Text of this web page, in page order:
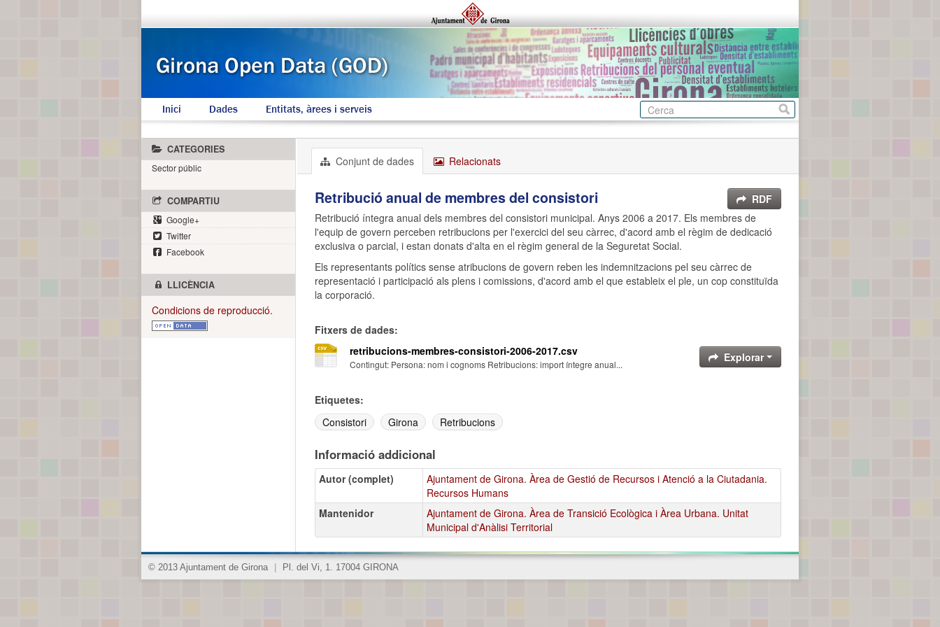
Inici Dades Entitats, àrees i serveis
Conjunt de dades Relacionats
Retribució anual de membres del consistori
RDF
Retribució íntegra anual dels membres del consistori municipal. Anys 2006 a 2017. Els membres de
l'equip de govern perceben retribucions per l'exercici del seu càrrec, d'acord amb el règim de dedicació
exclusiva o parcial, i estan donats d'alta en el règim general de la Seguretat Social.
Els representants polítics sense atribucions de govern reben les indemnitzacions pel seu càrrec de
representació i participació als plens i comissions, d'acord amb el que estableix el ple, un cop constituïda
la corporació.
Fitxers de dades:
retribucions-membres-consistori-2006-2017.csv
Contingut: Persona: nom i cognoms Retribucions: import íntegre anual...
Explorar
Etiquetes:
Consistori
Girona Retribucions
Informació addicional
Autor (complet)
Ajuntament de Girona. Àrea de Gestió de Recursos i Atenció a la Ciutadania.
Recursos Humans
Mantenidor
Ajuntament de Girona. Àrea de Transició Ecològica i Àrea Urbana. Unitat
Municipal d'Anàlisi Territorial
CATEGORIES
Sector públic
COMPARTIU
Google+
Twitter
Facebook
LLICÈNCIA
Condicions de reproducció.
© 2013 Ajuntament de Girona Pl. del Vi, 1. 17004 GIRONA